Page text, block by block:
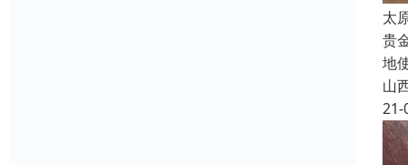
太
贵
地
山
21-